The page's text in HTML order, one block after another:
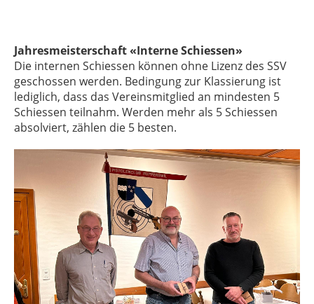
Jahresmeisterschaft «Interne Schiessen»
Die internen Schiessen können ohne Lizenz des SSV
geschossen werden. Bedingung zur Klassierung ist
lediglich, dass das Vereinsmitglied an mindesten 5
Schiessen teilnahm. Werden mehr als 5 Schiessen
absolviert, zählen die 5 besten.